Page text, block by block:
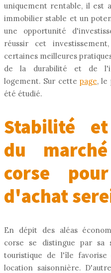
uniquement rentable, il est
immobilier stable et un
une opportunité
réussir cet
certaines meilleures
de la durabilité et de
logement. Sur cette page, le
été étudié.
Stabilité
du
corse
d'achat
En dépit des aléas
corse se distingue par sa
touristique de l'île
location saisonnière.